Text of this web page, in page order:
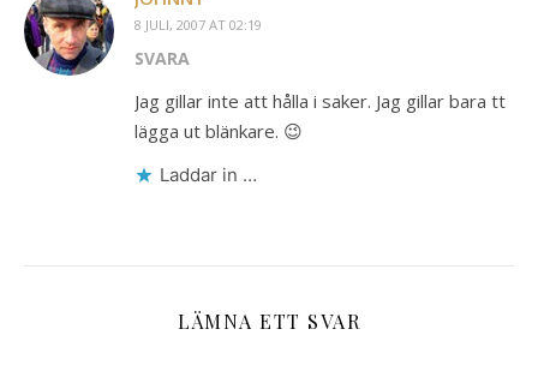
8 JULI, 2007 AT 02:19
SVARA
Jag gillar inte att hålla i saker. Jag gillar bara tt
lägga ut blänkare. 😉
Laddar in …
LÄMNA ETT SVAR